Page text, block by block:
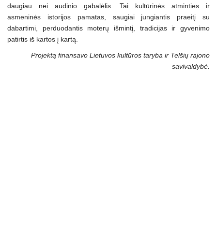
daugiau nei audinio gabalėlis. Tai kultūrinės atminties ir
asmeninės istorijos pamatas, saugiai jungiantis praeitį su
dabartimi, perduodantis moterų išmintį, tradicijas ir gyvenimo
patirtis iš kartos į kartą.
Projektą finansavo Lietuvos kultūros taryba ir Telšių rajono
savivaldybė.